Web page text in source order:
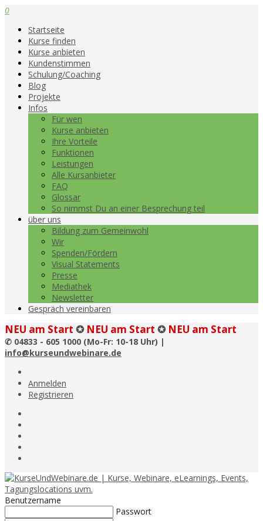
0
Startseite
Kurse finden
Kurse anbieten
Kundenstimmen
Schulung/Coaching
Blog
Projekte
Infos
Für wen
Kurse anbieten
Ihre Vorteile
Funktionen
Leistungen
Alle Kursanbieter
FAQ
Glossar
So nimmst Du an einer Besprechung teil
über uns
Bildung zum Gemeinwohl
Wir
Spenden/Fördern
Visual Statements
Presse
Mediathek
Newsletter
Gespräch vereinbaren
NEU am Start ✪ NEU am Start ✪ NEU am Start
✆ 04833 - 605 1000 (Mo-Fr: 10-18 Uhr) |
info@kurseundwebinare.de
Anmelden
Registrieren
Benutzername
Passwort